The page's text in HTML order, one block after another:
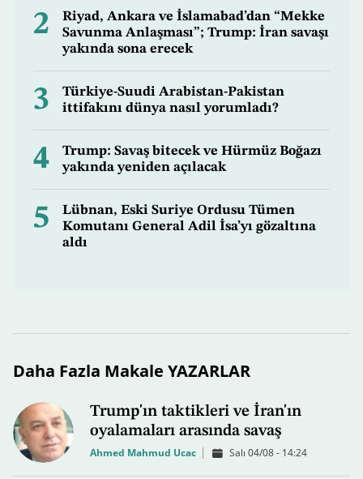
2
Riyad, Ankara ve İslamabad’dan “Mekke
Savunma Anlaşması”; Trump: İran savaşı
yakında sona erecek
3
Türkiye-Suudi Arabistan-Pakistan
ittifakını dünya nasıl yorumladı?
4
Trump: Savaş bitecek ve Hürmüz Boğazı
yakında yeniden açılacak
5
Lübnan, Eski Suriye Ordusu Tümen
Komutanı General Adil İsa’yı gözaltına
aldı
Daha Fazla Makale YAZARLAR
Trump'ın taktikleri ve İran'ın
oyalamaları arasında savaş
Ahmed Mahmud Ucac Salı 04/08 - 14:24